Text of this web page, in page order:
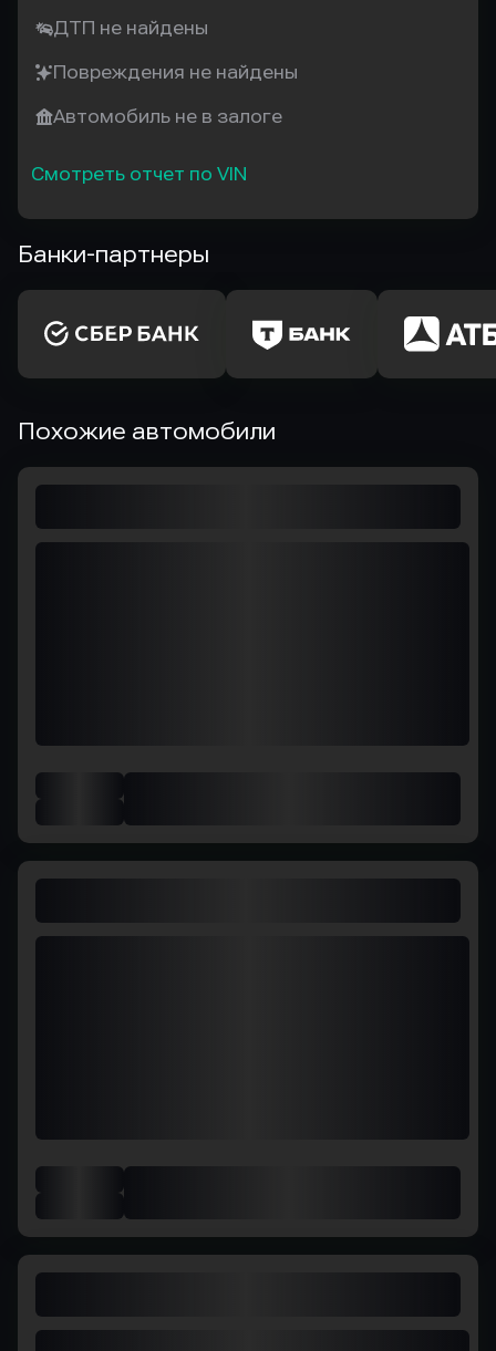
ДТП не найдены
Повреждения не найдены
Автомобиль не в залоге
Смотреть отчет по VIN
Банки-партнеры
Похожие автомобили